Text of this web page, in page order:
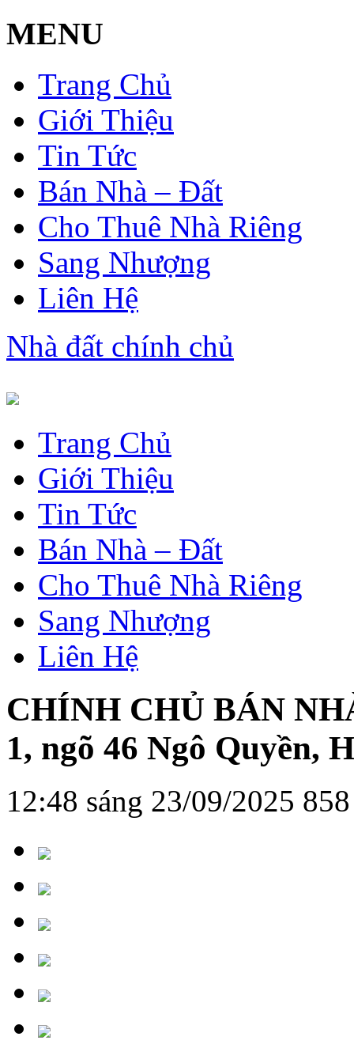
MENU
Trang Chủ
Giới Thiệu
Tin Tức
Bán Nhà – Đất
Cho Thuê Nhà Riêng
Sang Nhượng
Liên Hệ
Nhà đất chính chủ
Trang Chủ
Giới Thiệu
Tin Tức
Bán Nhà – Đất
Cho Thuê Nhà Riêng
Sang Nhượng
Liên Hệ
CHÍNH CHỦ BÁN
1, ngõ 46 Ngô Quyền,
12:48 sáng 23/09/2025